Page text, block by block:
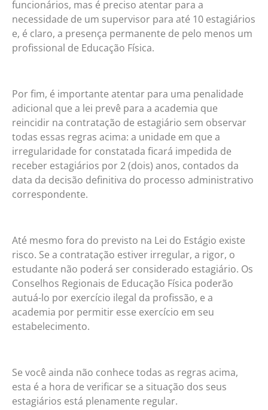
funcionários, mas é preciso atentar para a
necessidade de um supervisor para até 10 estagiários
e, é claro, a presença permanente de pelo menos um
profissional de Educação Física.
Por fim, é importante atentar para uma penalidade
adicional que a lei prevê para a academia que
reincidir na contratação de estagiário sem observar
todas essas regras acima: a unidade em que a
irregularidade for constatada ficará impedida de
receber estagiários por 2 (dois) anos, contados da
data da decisão definitiva do processo administrativo
correspondente.
Até mesmo fora do previsto na Lei do Estágio existe
risco. Se a contratação estiver irregular, a rigor, o
estudante não poderá ser considerado estagiário. Os
Conselhos Regionais de Educação Física poderão
autuá-lo por exercício ilegal da profissão, e a
academia por permitir esse exercício em seu
estabelecimento.
Se você ainda não conhece todas as regras acima,
esta é a hora de verificar se a situação dos seus
estagiários está plenamente regular.